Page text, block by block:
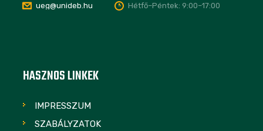
ueg@unideb.hu Hétfő–Péntek: 9:00–17:00
HASZNOS LINKEK
IMPRESSZUM
SZABÁLYZATOK